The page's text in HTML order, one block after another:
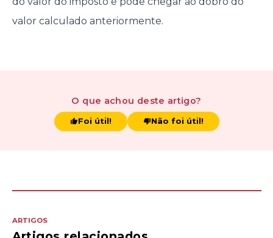
valor calculado anteriormente.
O que achou deste artigo?
Foi útil! Não foi útil!
ARTIGOS